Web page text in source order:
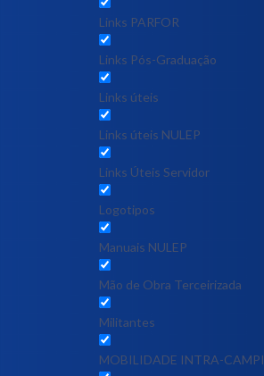
Links PARFOR
Links Pós-Graduação
Links úteis
Links úteis NULEP
Links Úteis Servidor
Logotipos
Manuais NULEP
Mão de Obra Terceirizada
Militantes
MOBILIDADE INTRA-CAMPI